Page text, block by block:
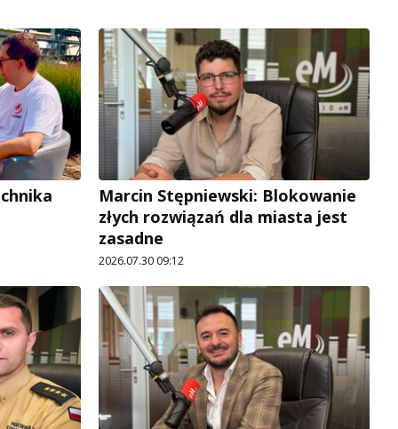
Marcin Stępniewski: Blokowanie
złych rozwiązań dla miasta jest
zasadne
2026.07.30 09:12